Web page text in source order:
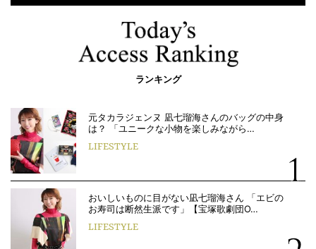
ランキング
元タカラジェンヌ 凪七瑠海さんのバッグの中身
は？ 「ユニークな小物を楽しみながら…
LIFESTYLE
おいしいものに目がない凪七瑠海さん 「エビの
お寿司は断然生派です」【宝塚歌劇団O…
LIFESTYLE